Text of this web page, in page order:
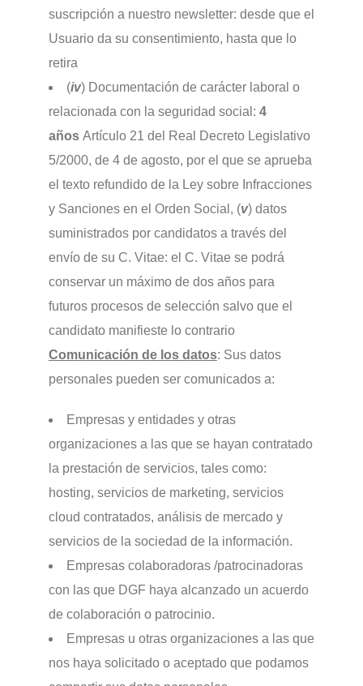
suscripción a nuestro newsletter: desde que el
Usuario da su consentimiento, hasta que lo
retira
(iv) Documentación de carácter laboral o
relacionada con la seguridad social: 4
añosArtículo 21 del Real Decreto Legislativo
5/2000, de 4 de agosto, por el que se aprueba
el texto refundido de la Ley sobre Infracciones
y Sanciones en el Orden Social, (v) datos
suministrados por candidatos a través del
envío de su C. Vitae: el C. Vitae se podrá
conservar un máximo de dos años para
futuros procesos de selección salvo que el
candidato manifieste lo contrario
Comunicación de los datos: Sus datos
personales pueden ser comunicados a:
Empresas y entidades y otras
organizaciones a las que se hayan contratado
la prestación de servicios, tales como:
hosting, servicios de marketing, servicios
cloud contratados, análisis de mercado y
servicios de la sociedad de la información.
Empresas colaboradoras /patrocinadoras
con las que DGF haya alcanzado un acuerdo
de colaboración o patrocinio.
Empresas u otras organizaciones a las que
nos haya solicitado o aceptado que podamos